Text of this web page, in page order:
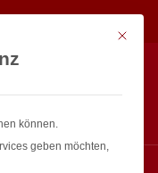
Mit
können.
geben möchten,